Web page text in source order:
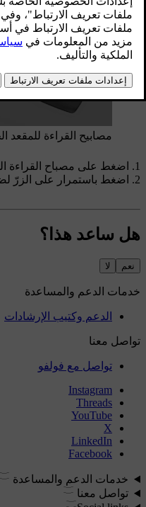
مصابيح القراءة
مصابيح القراءة للمقعد
اضغط على مصباح القراءة
اضغط باستمرار على
هل ساعد هذا؟
نعم لا